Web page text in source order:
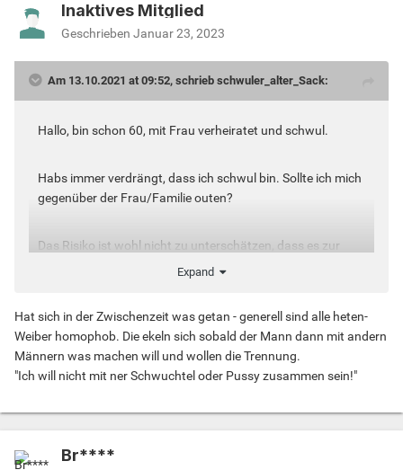
Inaktives Mitglied
Geschrieben Januar 23, 2023
Am 13.10.2021 at 09:52, schrieb schwuler_alter_Sack:
Hallo, bin schon 60, mit Frau verheiratet und schwul.
Habs immer verdrängt, dass ich schwul bin. Sollte ich mich
gegenüber der Frau/Familie outen?
Das Risiko ist wohl nicht zu unterschätzen, dass es zur
Wem geht es auch so?
Expand
Hat sich in der Zwischenzeit was getan - generell sind alle heten-
Weiber homophob. Die ekeln sich sobald der Mann dann mit andern
Männern was machen will und wollen die Trennung.
"Ich will nicht mit ner Schwuchtel oder Pussy zusammen sein!"
Br****